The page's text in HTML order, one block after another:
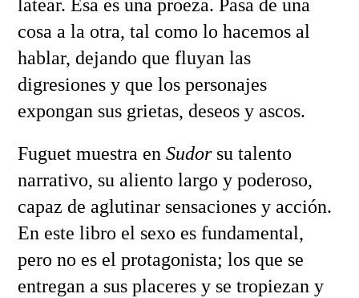
latear. Esa es una proeza. Pasa de una
cosa a la otra, tal como lo hacemos al
hablar, dejando que fluyan las
digresiones y que los personajes
expongan sus grietas, deseos y ascos.
Fuguet muestra en Sudorsu talento
narrativo, su aliento largo y poderoso,
capaz de aglutinar sensaciones y acción.
En este libro el sexo es fundamental,
pero no es el protagonista; los que se
entregan a sus placeres y se tropiezan y